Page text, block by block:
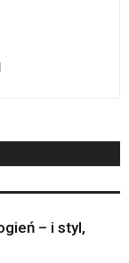
– i styl,